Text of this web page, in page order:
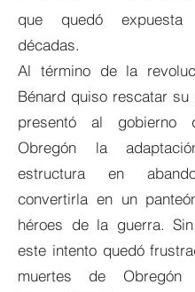
que quedó
décadas.
Al término de la
Bénard quiso rescatar su
presentó al gobierno
Obregón la
estructura en
convertirla en un
héroes de la guerra.
este intento quedó
muertes de